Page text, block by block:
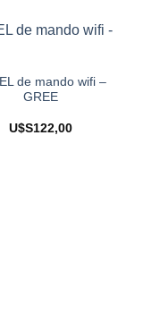
de mando wifi –
GREE
U$S122,00